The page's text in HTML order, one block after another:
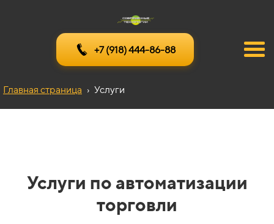
+7 (918) 444-86-88
Главная страница › Услуги
Услуги по автоматизации
торговли